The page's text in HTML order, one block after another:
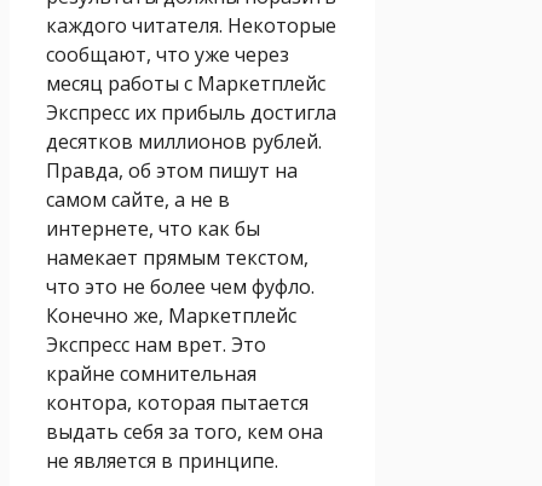
каждого читателя. Некоторые
сообщают, что уже через
месяц работы с Маркетплейс
Экспресс их прибыль достигла
десятков миллионов рублей.
Правда, об этом пишут на
самом сайте, а не в
интернете, что как бы
намекает прямым текстом,
что это не более чем фуфло.
Конечно же, Маркетплейс
Экспресс нам врет. Это
крайне сомнительная
контора, которая пытается
выдать себя за того, кем она
не является в принципе.